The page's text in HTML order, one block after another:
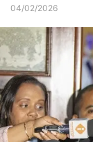
04/02/2026